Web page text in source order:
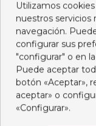
Utilizamos
nuestros servicios
navegación.
configurar sus
"configurar" o en la
Puede aceptar
botón «Aceptar»,
aceptar» o
«Configurar».